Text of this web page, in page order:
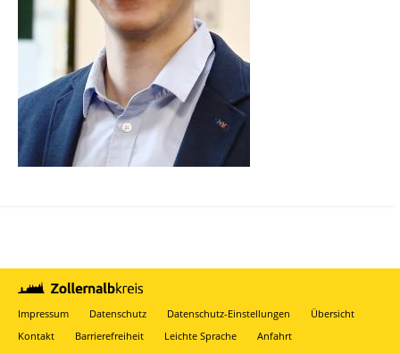
Impressum Datenschutz Datenschutz-Einstellungen
Übersicht
Kontakt
Barrierefreiheit Leichte Sprache Anfahrt